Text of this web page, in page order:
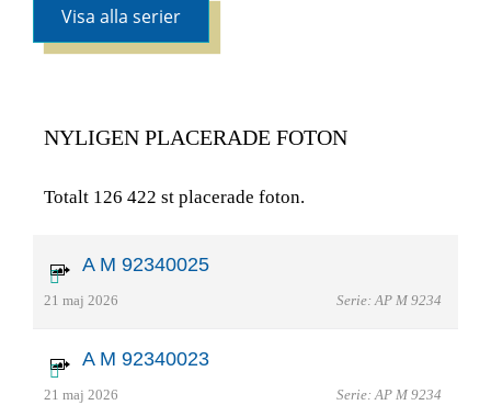
Visa alla serier
NYLIGEN PLACERADE FOTON
Totalt 126 422 st placerade foton.
A M 92340025
21 maj 2026 Serie: AP M 9234
A M 92340023
21 maj 2026 Serie: AP M 9234